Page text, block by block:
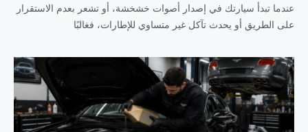
عندما تبدأ سيارتك في إصدار أصوات خشخشة، أو تشعر بعدم الاستقرار
على الطريق أو يحدث تآكل غير متساوي للإطارات، فغالبًا